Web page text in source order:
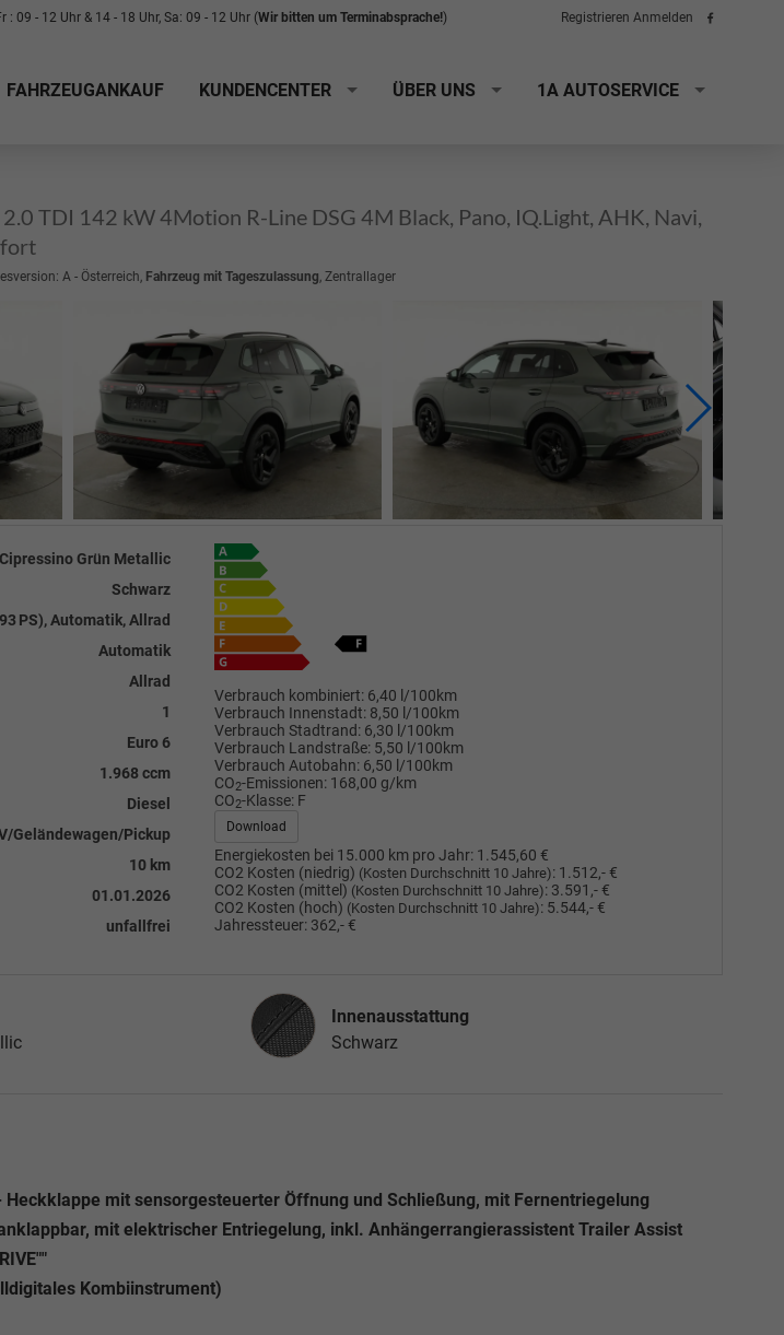
: 09 - 12 Uhr & 14 - 18 Uhr, Sa: 09 - 12 Uhr (Wir bitten um Terminabsprache!) Registrieren Anmelden
Folge
FAHRZEUGANKAUF KUNDENCENTER ÜBER UNS 1A AUTOSERVICE
2.0 TDI 142 kW 4Motion R-Line DSG 4M Black, Pano, IQ.Light, AHK, Navi,
A - Österreich, Fahrzeug mit Tageszulassung, Zentrallager
Cipressino Grün Metallic
Schwarz
PS), Automatik, Allrad
Automatik
Allrad
1
Euro 6
1.968 ccm
Diesel
Geländewagen/Pickup
10 km
01.01.2026
unfallfrei
Verbrauch kombiniert: 6,40 l/100km
Verbrauch Innenstadt: 8,50 l/100km
Verbrauch Stadtrand: 6,30 l/100km
Verbrauch Landstraße: 5,50 l/100km
Verbrauch Autobahn: 6,50 l/100km
CO2-Emissionen: 168,00 g/km
CO2-Klasse: F
Download
Energiekosten bei 15.000 km pro Jahr: 1.545,60 €
CO2 Kosten (niedrig) (Kosten Durchschnitt 10 Jahre): 1.512,- €
CO2 Kosten (mittel) (Kosten Durchschnitt 10 Jahre): 3.591,- €
CO2 Kosten (hoch) (Kosten Durchschnitt 10 Jahre): 5.544,- €
Jahressteuer: 362,- €
Innenausstattung
Innenausstattung
Schwarz
Heckklappe mit sensorgesteuerter Öffnung und Schließung, mit Fernentriegelung
mit elektrischer Entriegelung, inkl. Anhängerrangierassistent Trailer Assist
Kombiinstrument)